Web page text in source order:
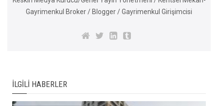
Gayrimenkul Broker / Blogger / Gayrimenkul Girişimcisi
İLGILI HABERLER